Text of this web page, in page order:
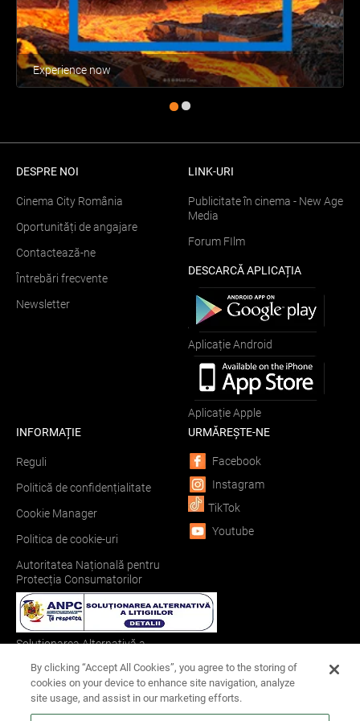
Experience now
DESPRE NOI
Cinema City România
Oportunități de angajare
Contactează-ne
Întrebări frecvente
Newsletter
LINK-URI
Publicitate în cinema - New Age
Media
Forum FIlm
DESCARCĂ APLICAȚIA
Aplicație Android
Aplicație Apple
INFORMAȚIE
Reguli
Politică de confidențialitate
Cookie Manager
Politica de cookie-uri
Autoritatea Națională pentru
Protecția Consumatorilor
Soluționarea Alternativă a
URMĂREȘTE-NE
Facebook
Instagram
TikTok
Youtube
By clicking “Accept All Cookies”, you agree to the storing of
cookies on your device to enhance site navigation, analyze
site usage, and assist in our marketing efforts.